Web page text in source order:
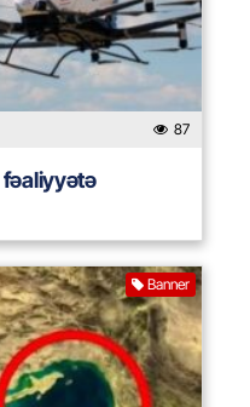
87
Banner